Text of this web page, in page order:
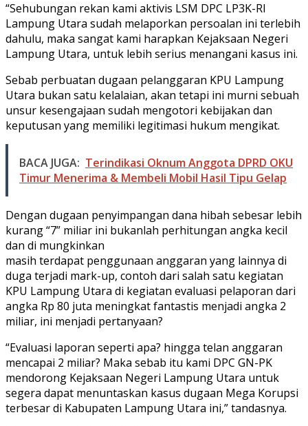
“Sehubungan rekan kami aktivis LSM DPC LP3K-RI
Lampung Utara sudah melaporkan persoalan ini terlebih
dahulu, maka sangat kami harapkan Kejaksaan Negeri
Lampung Utara, untuk lebih serius menangani kasus ini.
Sebab perbuatan dugaan pelanggaran KPU Lampung
Utara bukan satu kelalaian, akan tetapi ini murni sebuah
unsur kesengajaan sudah mengotori kebijakan dan
keputusan yang memiliki legitimasi hukum mengikat.
BACA JUGA: Terindikasi Oknum Anggota DPRD OKU
Timur Menerima & Membeli Mobil Hasil Tipu Gelap
Dengan dugaan penyimpangan dana hibah sebesar lebih
kurang “7” miliar ini bukanlah perhitungan angka kecil
dan di mungkinkan
masih terdapat penggunaan anggaran yang lainnya di
duga terjadi mark-up, contoh dari salah satu kegiatan
KPU Lampung Utara di kegiatan evaluasi pelaporan dari
angka Rp 80 juta meningkat fantastis menjadi angka 2
miliar, ini menjadi pertanyaan?
“Evaluasi laporan seperti apa? hingga telan anggaran
mencapai 2 miliar? Maka sebab itu kami DPC GN-PK
mendorong Kejaksaan Negeri Lampung Utara untuk
segera dapat menuntaskan kasus dugaan Mega Korupsi
terbesar di Kabupaten Lampung Utara ini,” tandasnya.